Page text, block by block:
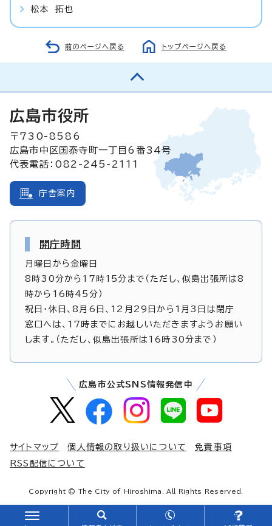
松本 拓也
前のページへ戻る トップページへ戻る
広島市役所
〒730-8586
広島市中区国泰寺町一丁目6番34号
代表電話：082-245-2111
庁舎案内
開庁時間
月曜日から金曜日
8時30分から17時15分まで（ただし、似島出張所は8
時から16時45分）
祝日・休日、8月6日、12月29日から1月3日は閉庁
窓口へは、17時までにお越しいただきますようお願い
します。（ただし、似島出張所は16時30分まで）
広島市公式SNS情報発信中
サイトマップ 個人情報の取り扱いについて
免責事項
RSS配信について
Copyright © The City of Hiroshima. All Rights Reserved.